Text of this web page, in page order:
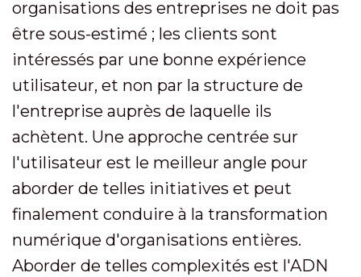
organisations des entreprises ne doit pas
être sous-estimé ; les clients sont
intéressés par une bonne expérience
utilisateur, et non par la structure de
l'entreprise auprès de laquelle ils
achètent. Une approche centrée sur
l'utilisateur est le meilleur angle pour
aborder de telles initiatives et peut
finalement conduire à la transformation
numérique d'organisations entières.
Aborder de telles complexités est l'ADN